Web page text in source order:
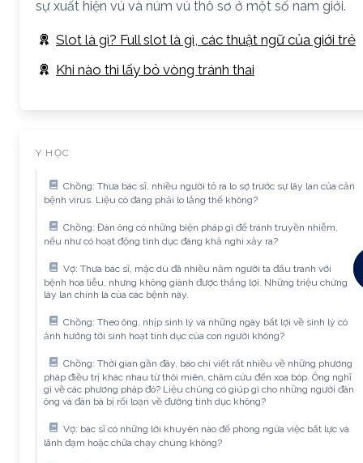
sự xuất hiện vú và núm vú thô sơ ở một số nam giới.
Slot là gì? Full slot là gì, các thuật ngữ của giới trẻ
Khi nào thì lấy bỏ vòng tránh thai
Y HỌC
Chồng: Thưa bác sĩ, nhiều người tỏ ra lo sợ trước sự lây lan của căn
bệnh virus. Liệu có đáng phải lo lắng thế không?
Chồng: Đàn ông có những biện pháp gì để tránh truyền nhiễm,
nếu như có hoạt động tình dục đáng khả nghi xảy ra?
Vợ: Thưa bác sĩ, mặc dù đã nhiều năm người ta đấu tranh với
bệnh hoa liễu, nhưng không giành được thắng lợi. Những triệu chứng
lây lan chính là của các bệnh này.
Chồng: Theo ông, nhịp sinh lý và những ngày bất lợi về sinh lý có
ảnh hưởng tới sinh hoạt tình dục của con người không?
Chồng: Thời gian gần đây, báo chí viết rất nhiều về những phương
pháp điều trị khác nhau từ thôi miên, châm cứu đến xoa bóp. Ông nghĩ
gì về các phương pháp đó? Liệu chúng có giúp gì cho những người đàn
ông và đàn bà bị rối loạn về đường tình dục không?
Vợ: bác sĩ có những lời khuyên nào để phòng ngừa việc bất lực và
lãnh đạm hoặc chữa chạy chúng không?